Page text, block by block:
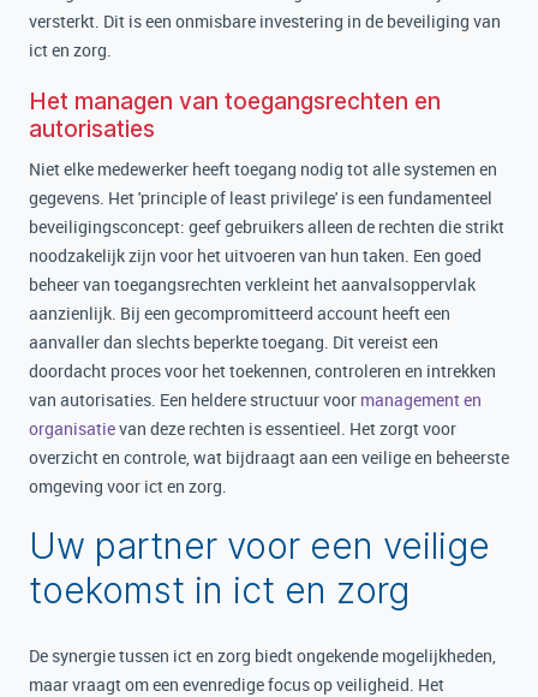
versterkt. Dit is een onmisbare investering in de beveiliging van
ict en zorg.
Het managen van toegangsrechten en
autorisaties
Niet elke medewerker heeft toegang nodig tot alle systemen en
gegevens. Het 'principle of least privilege' is een fundamenteel
beveiligingsconcept: geef gebruikers alleen de rechten die strikt
noodzakelijk zijn voor het uitvoeren van hun taken. Een goed
beheer van toegangsrechten verkleint het aanvalsoppervlak
aanzienlijk. Bij een gecompromitteerd account heeft een
aanvaller dan slechts beperkte toegang. Dit vereist een
doordacht proces voor het toekennen, controleren en intrekken
van autorisaties. Een heldere structuur voor management en
organisatievan deze rechten is essentieel. Het zorgt voor
overzicht en controle, wat bijdraagt aan een veilige en beheerste
omgeving voor ict en zorg.
Uw partner voor een veilige
toekomst in ict en zorg
De synergie tussen ict en zorg biedt ongekende mogelijkheden,
maar vraagt om een evenredige focus op veiligheid. Het